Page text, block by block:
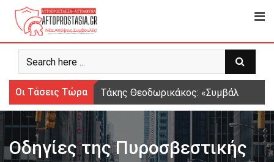
Ψάχνω
για...
Οι Τάσεις Τώρα Τάκης Θεοδωρικάκος: «Συμβάλλουμε
Οδηγίες της Πυροσβεστικής